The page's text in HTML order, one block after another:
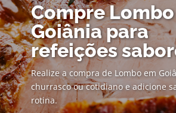
Compre
Goiânia para
refeições
Realize a compra de Lombo em
churrasco ou cotidiano e adicione
rotina.